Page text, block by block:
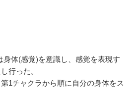
身体(感覚)を意識し、感覚を表現す
行った。
1チャクラから順に自分の身体をス